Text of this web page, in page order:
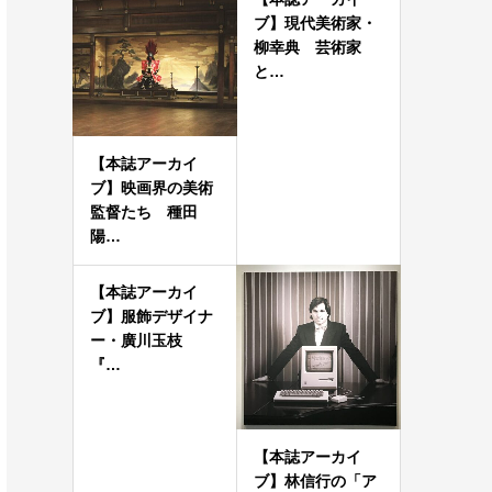
【本誌アーカイ
ブ】映画界の美術
監督たち 種田
陽…
ブ】現代美術家・
柳幸典 芸術家
と…
【本誌アーカイ
ブ】服飾デザイナ
ー・廣川玉枝
『…
【本誌アーカイ
ブ】林信行の「ア